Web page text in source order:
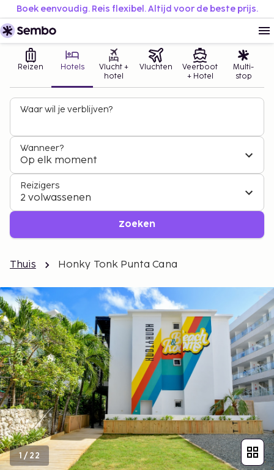
Boek eenvoudig. Reis flexibel. Altijd voor de beste prijs.
Reizen Hotels
Vlucht +
hotel
Vluchten
Veerboot
+ Hotel
Multi-
stop
Waar wil je verblijven?
Wanneer?
Op elk moment
Reizigers
2 volwassenen
Zoeken
Thuis Honky Tonk Punta Cana
1 /22